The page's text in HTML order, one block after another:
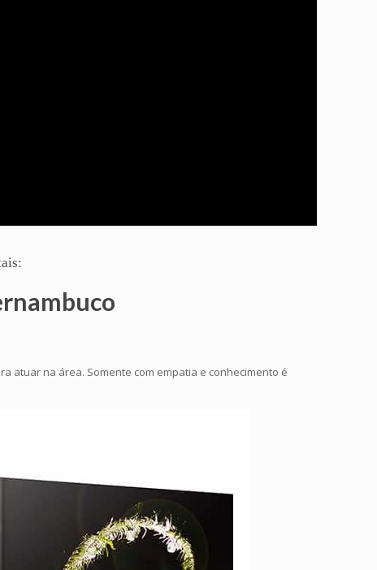
atuar na área. Somente com empatia e conhecimento é